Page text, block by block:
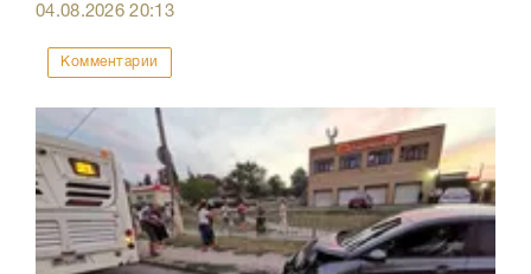
04.08.202620:13
Комментарии